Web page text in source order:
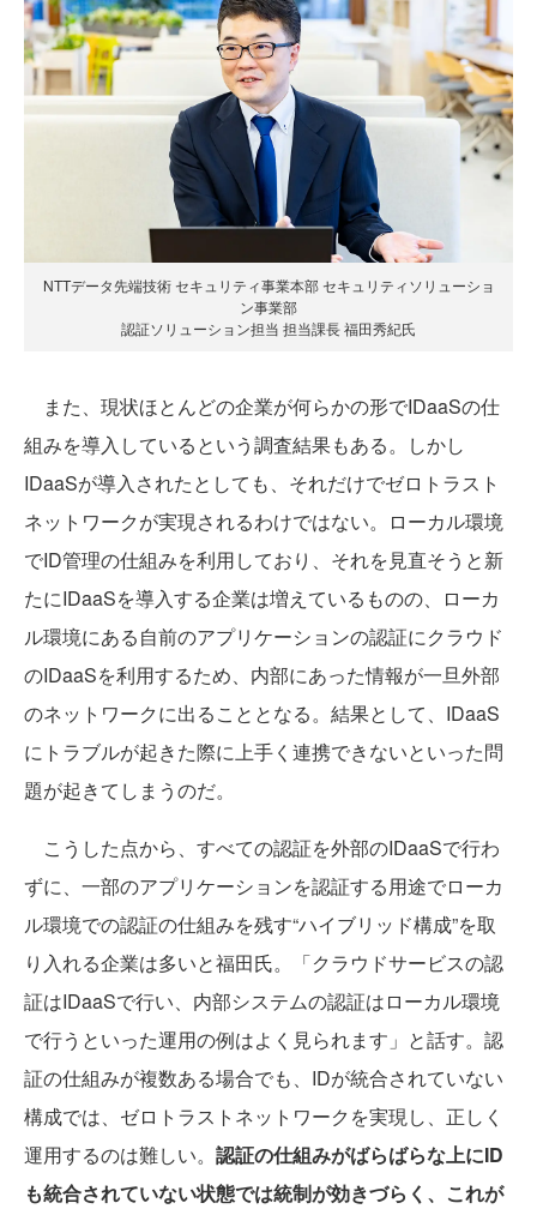
NTTデータ先端技術 セキュリティ事業本部 セキュリティソリューショ
ン事業部
認証ソリューション担当 担当課長 福田秀紀氏
また、現状ほとんどの企業が何らかの形でIDaaSの仕
組みを導入しているという調査結果もある。しかし
IDaaSが導入されたとしても、それだけでゼロトラスト
ネットワークが実現されるわけではない。ローカル環境
でID管理の仕組みを利用しており、それを見直そうと新
たにIDaaSを導入する企業は増えているものの、ローカ
ル環境にある自前のアプリケーションの認証にクラウド
のIDaaSを利用するため、内部にあった情報が一旦外部
のネットワークに出ることとなる。結果として、IDaaS
にトラブルが起きた際に上手く連携できないといった問
題が起きてしまうのだ。
こうした点から、すべての認証を外部のIDaaSで行わ
ずに、一部のアプリケーションを認証する用途でローカ
ル環境での認証の仕組みを残す“ハイブリッド構成”を取
り入れる企業は多いと福田氏。「クラウドサービスの認
証はIDaaSで行い、内部システムの認証はローカル環境
で行うといった運用の例はよく見られます」と話す。認
証の仕組みが複数ある場合でも、IDが統合されていない
構成では、ゼロトラストネットワークを実現し、正しく
運用するのは難しい。 認証の仕組みがばらばらな上にID
も統合されていない状態では統制が効きづらく、これが